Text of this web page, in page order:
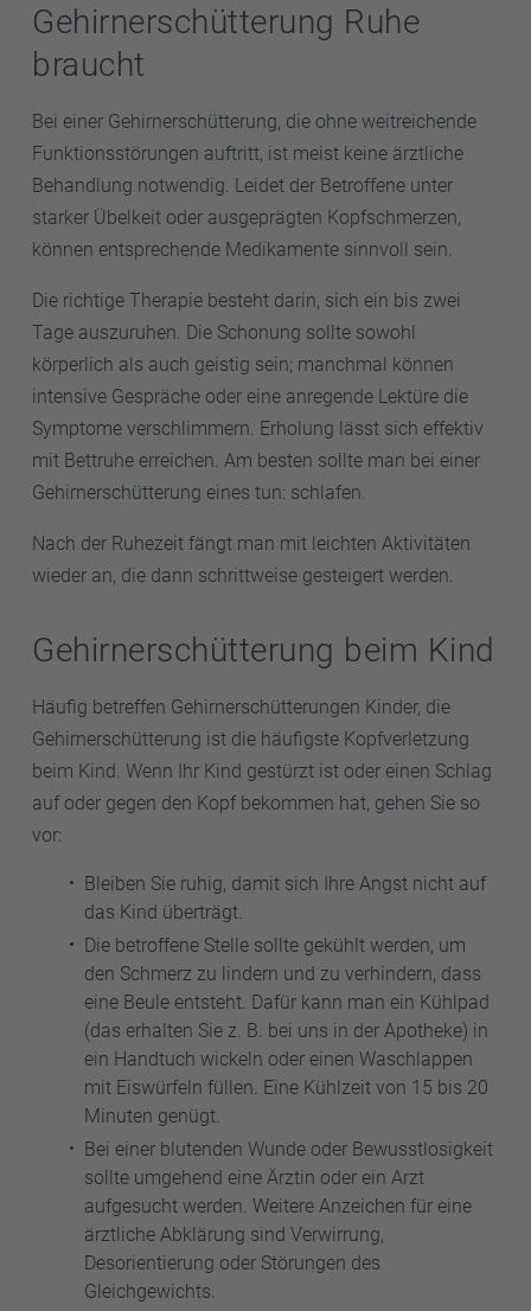
Gehirnerschütterung Ruhe
braucht
Bei einer Gehirnerschütterung, die ohne weitreichende
Funktionsstörungen auftritt, ist meist keine ärztliche
Behandlung notwendig. Leidet der Betroffene unter
starker Übelkeit oder ausgeprägten Kopfschmerzen,
können entsprechende Medikamente sinnvoll sein.
Die richtige Therapie besteht darin, sich ein bis zwei
Tage auszuruhen. Die Schonung sollte sowohl
körperlich als auch geistig sein; manchmal können
intensive Gespräche oder eine anregende Lektüre die
Symptome verschlimmern. Erholung lässt sich effektiv
mit Bettruhe erreichen. Am besten sollte man bei einer
Gehirnerschütterung eines tun: schlafen.
Nach der Ruhezeit fängt man mit leichten Aktivitäten
wieder an, die dann schrittweise gesteigert werden.
Gehirnerschütterung beim Kind
Häufig betreffen Gehirnerschütterungen Kinder, die
Gehirnerschütterung ist die häufigste Kopfverletzung
beim Kind. Wenn Ihr Kind gestürzt ist oder einen Schlag
auf oder gegen den Kopf bekommen hat, gehen Sie so
vor:
Bleiben Sie ruhig, damit sich Ihre Angst nicht auf
das Kind überträgt.
Die betroffene Stelle sollte gekühlt werden, um
den Schmerz zu lindern und zu verhindern, dass
eine Beule entsteht. Dafür kann man ein Kühlpad
(das erhalten Sie z. B. bei uns in der Apotheke) in
ein Handtuch wickeln oder einen Waschlappen
mit Eiswürfeln füllen. Eine Kühlzeit von 15 bis 20
Minuten genügt.
Bei einer blutenden Wunde oder Bewusstlosigkeit
sollte umgehend eine Ärztin oder ein Arzt
aufgesucht werden. Weitere Anzeichen für eine
ärztliche Abklärung sind Verwirrung,
Desorientierung oder Störungen des
Gleichgewichts.